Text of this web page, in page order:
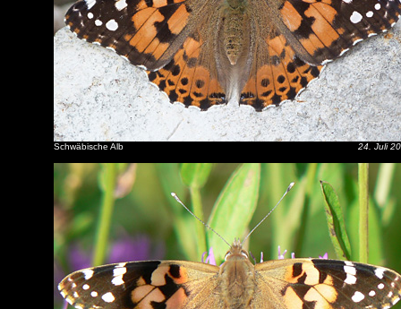
Schwäbische Alb 24. Juli